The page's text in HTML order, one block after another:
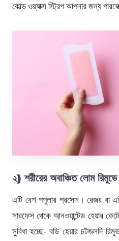
কোল্ড ওয়্যাক্স স্ট্রিপ আপনার জন্য
২) শরীরের অবাঞ্চিত লোম রিমুভে
এটি বেশ পপুলার প্রসেস। রেজর বা
সারফেস থেকে আনওয়ান্টেড হেয়ার
সুবিধা হচ্ছে- বডি হেয়ার চটজলদি